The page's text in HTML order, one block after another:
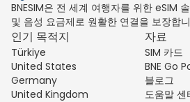
BNESIM은 전 세계 여행자를 위한 eSIM
및 음성 요금제로 원활한 연결을 보장합
인기 목적지
Türkiye
United States
Germany
United Kingdom
자료
SIM 카드
BNE Go
블로그
도움말 센